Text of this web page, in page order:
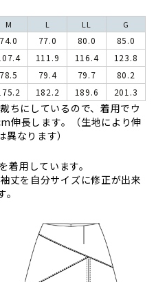
M L LL G
74.0 77.0 80.0
85.0
111.9 116.4
123.8
78.5 79.4 79.7
80.2
182.2 189.6 201.3
ちにしているので、着用でウ
伸長します。（生地により伸
なります）
着用しています。
丈を自分サイズに修正が出来
。